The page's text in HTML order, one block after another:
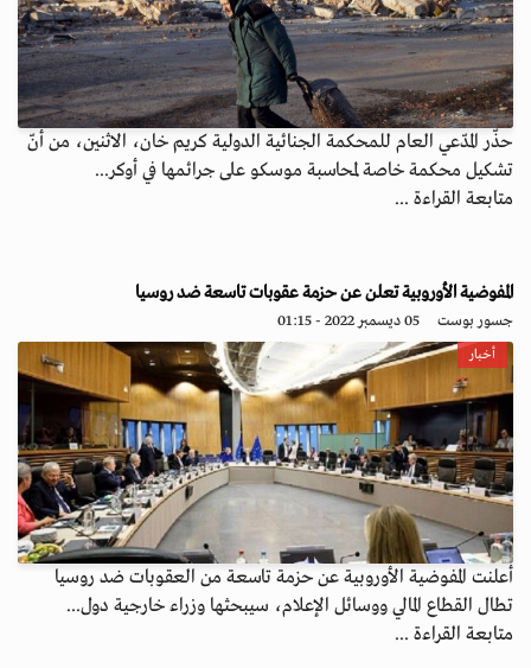
حذّر المدّعي العام للمحكمة الجنائية الدولية كريم خان، الاثنين، من أنّ
تشكيل محكمة خاصة لمحاسبة موسكو على جرائمها في أوكر...
متابعة القراءة ...
المفوضية الأوروبية تعلن عن حزمة عقوبات تاسعة ضد روسيا
جسور بوست 05 ديسمبر 2022 - 01:15
أخبار
أعلنت المفوضية الأوروبية عن حزمة تاسعة من العقوبات ضد روسيا
تطال القطاع المالي ووسائل الإعلام، سيبحثها وزراء خارجية دول...
متابعة القراءة ...